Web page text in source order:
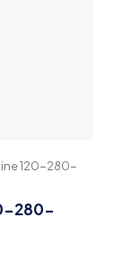
120-280-
280-